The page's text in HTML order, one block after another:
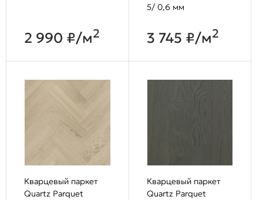
2 990 ₽/м2
5/ 0,6 мм
3 745 ₽/м2
Кварцевый паркет
Quartz Parquet
Кварцевый паркет
Quartz Parquet